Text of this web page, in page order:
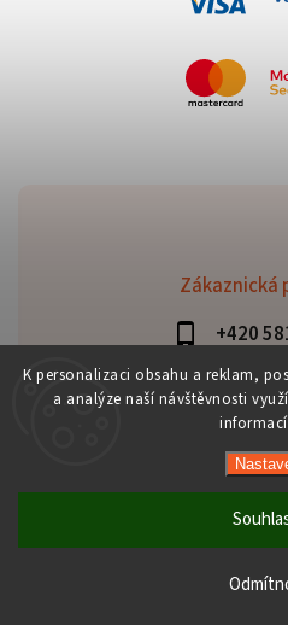
K personalizaci obsahu a reklam,
a analýze naší návštěvnosti
informací
Zákaznická
+420
Copyright 2026Daniš